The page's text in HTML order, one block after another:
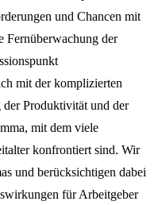
und Chancen mit
Fernüberwachung der
mit der komplizierten
Produktivität und der
mit dem viele
konfrontiert sind. Wir
und berücksichtigen dabei
für Arbeitgeber